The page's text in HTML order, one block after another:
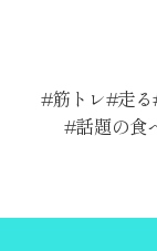
筋トレ 走る
話題の食